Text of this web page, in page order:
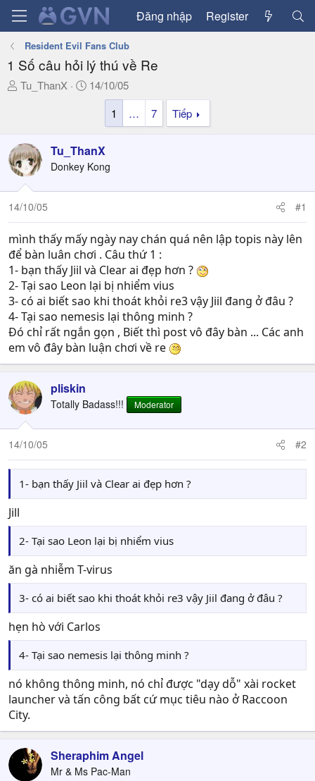
Đăng nhập Register
Resident Evil Fans Club
1 Số câu hỏi lý thú về Re
T
a
d
s
t
a
t
e
r
Tu_ThanX
N
ử
i
14/10/05
1
… 7 Tiếp
Tu_ThanX
Donkey Kong
14/10/05 #1
mình thấy mấy ngày nay chán quá nên lập topis này lên
để bàn luân chơi . Câu thứ 1 :
1- bạn thấy Jiil và Clear ai đẹp hơn ?
2- Tại sao Leon lại bị nhiểm vius
3- có ai biết sao khi thoát khỏi re3 vậy Jiil đang ở đâu ?
4- Tại sao nemesis lại thông minh ?
Đó chỉ rất ngắn gọn , Biết thì post vô đây bàn ... Các anh
em vô đây bàn luận chơi về re
pliskin
Totally Badass!!! Moderator
14/10/05 #2
1- bạn thấy Jiil và Clear ai đẹp hơn ?
Jill
2- Tại sao Leon lại bị nhiểm vius
ăn gà nhiễm T-virus
3- có ai biết sao khi thoát khỏi re3 vậy Jiil đang ở đâu ?
hẹn hò với Carlos
4- Tại sao nemesis lại thông minh ?
nó không thông minh, nó chỉ được "dạy dỗ" xài rocket
launcher và tấn công bất cứ mục tiêu nào ở Raccoon
City.
Sheraphim Angel
Mr & Ms Pac-Man